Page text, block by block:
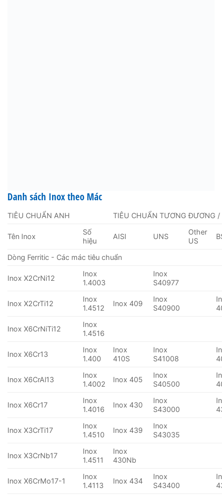
Danh sách Inox theo Mác
TIÊU CHUẨN ANH TIÊU CHUẨN TƯƠNG ĐƯƠNG /
Tên Inox
Số
hiệu
AISI UNS
Other
US
Dòng Ferritic - Các mác tiêu chuẩn
Inox X2CrNi12
Inox
1.4003
Inox
S40977
Inox X2CrTi12
Inox
1.4512
Inox 409
Inox
S40900
Inox X6CrNiTi12
Inox
1.4516
Inox X6Cr13
Inox
1.400
Inox
410S
Inox
S41008
Inox X6CrAl13
Inox
1.4002
Inox 405
Inox
S40500
Inox X6Cr17
Inox
1.4016
Inox 430
Inox
S43000
Inox X3CrTi17
Inox
1.4510
Inox 439
Inox
S43035
Inox X3CrNb17
Inox
1.4511
Inox
430Nb
Inox X6CrMo17-1
Inox
1.4113
Inox 434
Inox
S43400